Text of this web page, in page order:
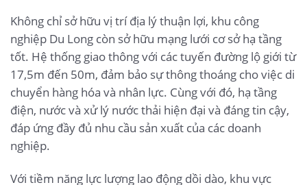
Không chỉ sở hữu vị trí địa lý thuận lợi, khu công
nghiệp Du Long còn sở hữu mạng lưới cơ sở hạ tầng
tốt. Hệ thống giao thông với các tuyến đường lộ giới từ
17,5m đến 50m, đảm bảo sự thông thoáng cho việc di
chuyển hàng hóa và nhân lực. Cùng với đó, hạ tầng
điện, nước và xử lý nước thải hiện đại và đáng tin cậy,
đáp ứng đầy đủ nhu cầu sản xuất của các doanh
nghiệp.
Với tiềm năng lực lượng lao động dồi dào, khu vực